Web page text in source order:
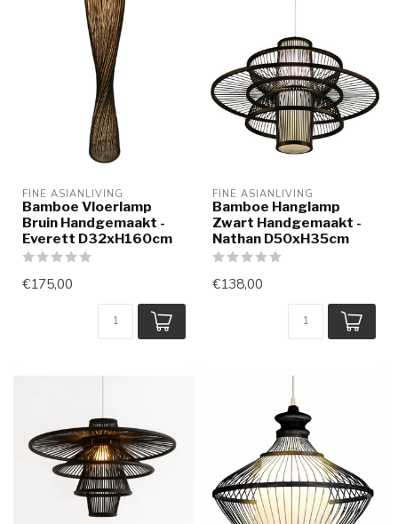
FINE ASIANLIVING
Bamboe Vloerlamp
Bruin Handgemaakt -
Everett D32xH160cm
€175,00
FINE ASIANLIVING
Bamboe Hanglamp
Zwart Handgemaakt -
Nathan D50xH35cm
€138,00